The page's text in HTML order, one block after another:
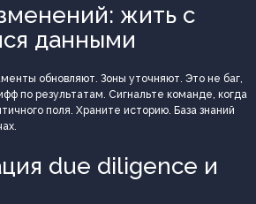
жить с
данными
обновляют. Зоны уточняют. Это не баг,
по результатам. Сигнальте команде, когда
поля. Храните историю. База знаний
due diligence и